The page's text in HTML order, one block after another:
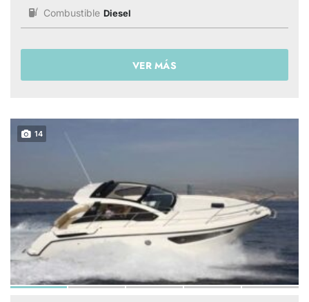
Combustible Diesel
VER MÁS
14